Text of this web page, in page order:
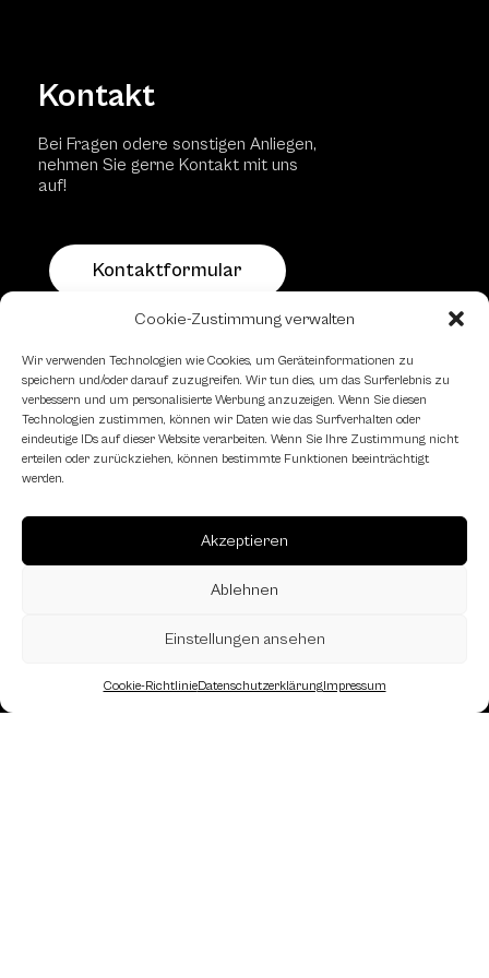
Cookie-Zustimmung verwalten
Wir verwenden Technologien wie Cookies, um Geräteinformationen zu
speichern und/oder darauf zuzugreifen. Wir tun dies, um das Surferlebnis zu
verbessern und um personalisierte Werbung anzuzeigen. Wenn Sie diesen
Technologien zustimmen, können wir Daten wie das Surfverhalten oder
eindeutige IDs auf dieser Website verarbeiten. Wenn Sie Ihre Zustimmung nicht
erteilen oder zurückziehen, können bestimmte Funktionen beeinträchtigt
werden.
Akzeptieren
Ablehnen
Einstellungen ansehen
Cookie-RichtlinieDatenschutzerklärungImpressum
Kontakt
Bei Fragen odere sonstigen Anliegen,
nehmen Sie gerne Kontakt mit uns
auf!
Kontaktformular